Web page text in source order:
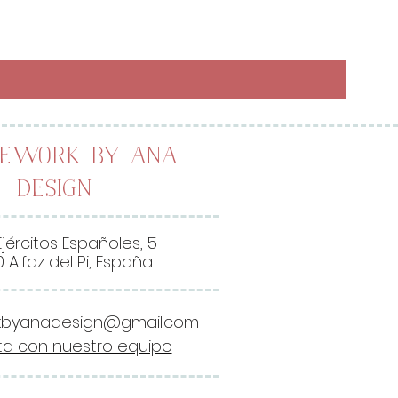
26,00
2
,
0
by Ana
Design
Españoles, 5
Alfaz del Pi, España
con nuestro equipo